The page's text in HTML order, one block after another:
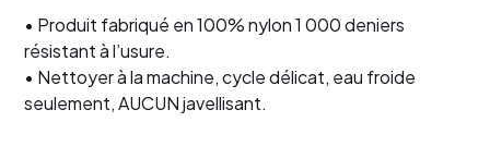
• Produit fabriqué en 100% nylon 1 000 deniers
résistant à l’usure.
• Nettoyer à la machine, cycle délicat, eau froide
seulement, AUCUN javellisant.